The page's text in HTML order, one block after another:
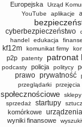
Europejska
Urząd
YouTube aplikacje
cyberbezpieczeństwo
handel
edukacja finanse
kf12m komunikat firmy
p2p patenty patronat
podcasty policja politycy
prawo prywatność
przeglądarki
przejęcia
społecznościowe
sprzedaż
startupy
komórkowe
wyniki finansowe